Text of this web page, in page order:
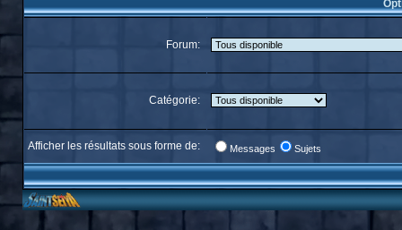
Forum:
Catégorie:
Afficher les résultats sous forme de: Messages Sujets